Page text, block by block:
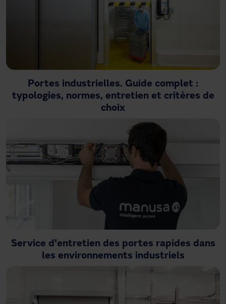
Portes industrielles. Guide complet :
typologies, normes, entretien et critères de
choix
Service d'entretien des portes rapides dans
les environnements industriels